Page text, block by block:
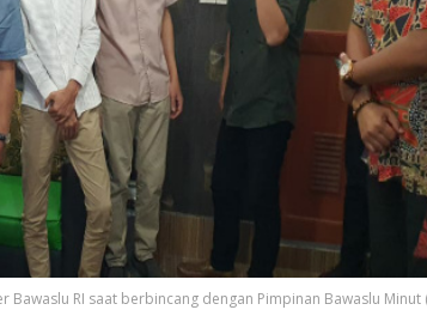
Bawaslu RI saat berbincang dengan Pimpinan Bawaslu Minut